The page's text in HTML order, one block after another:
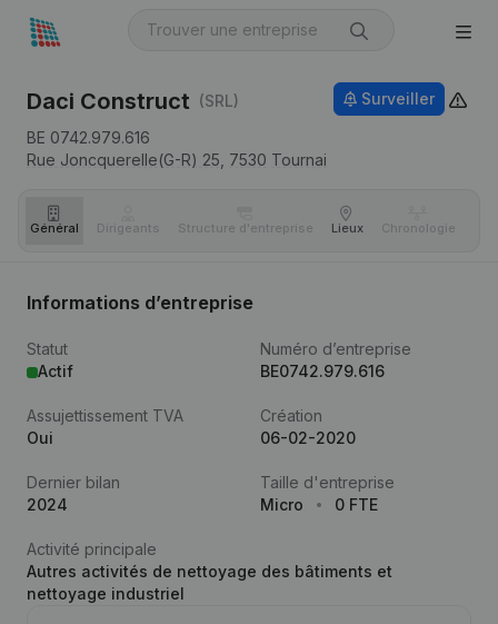
Daci Construct (SRL)
BE 0742.979.616
Rue Joncquerelle(G-R) 25, 7530 Tournai
Surveiller
Général Dirigeants Structure d'entreprise Lieux Chronologie
Informations d’entreprise
Statut
Actif
Numéro d’entreprise
BE0742.979.616
Assujettissement TVA
Oui
Création
06-02-2020
Dernier bilan
2024
Taille d'entreprise
Micro
0 FTE
Activité principale
Autres activités de nettoyage des bâtiments et
nettoyage industriel